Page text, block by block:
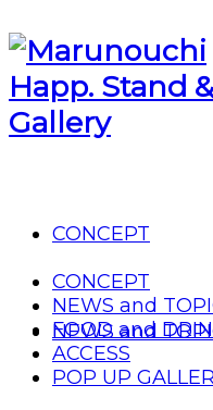
CONCEPT
NEWS and
CONCEPT
NEWS and
FOOD and
ACCESS
POP UP